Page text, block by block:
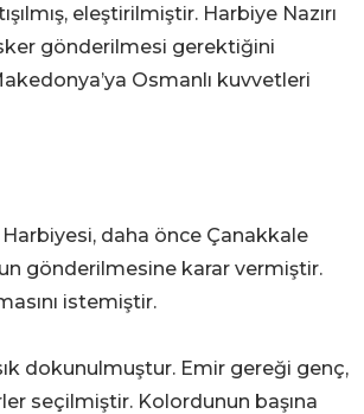
eleştirilmiştir. Harbiye Nazırı
gönderilmesi gerektiğini
Osmanlı kuvvetleri
daha önce Çanakkale
gönderilmesine karar vermiştir.
istemiştir.
dokunulmuştur. Emir gereği genç,
seçilmiştir. Kolordunun başına